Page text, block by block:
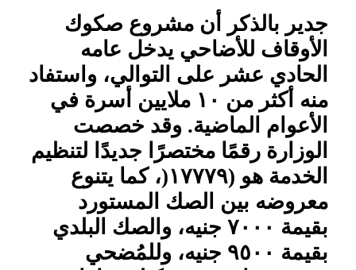
جدير بالذكر أن مشروع صكوك
الأوقاف للأضاحي يدخل عامه
الحادي عشر على التوالي، واستفاد
منه أكثر من ١٠ ملايين أسرة في
الأعوام الماضية. وقد خصصت
الوزارة رقمًا مختصرًا جديدًا لتنظيم
الخدمة هو (١٧٧٧٩(، كما يتنوع
معروضه بين الصك المستورد
بقيمة ٧٠٠٠ جنيه، والصك البلدي
بقيمة ٩٥٠٠ جنيه، وللمُضحي